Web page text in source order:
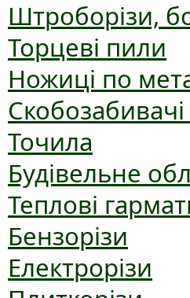
Штроборізи,
Торцеві пили
Ножиці по
Точила
Будівельне
Теплові
Бензорізи
Електрорізи